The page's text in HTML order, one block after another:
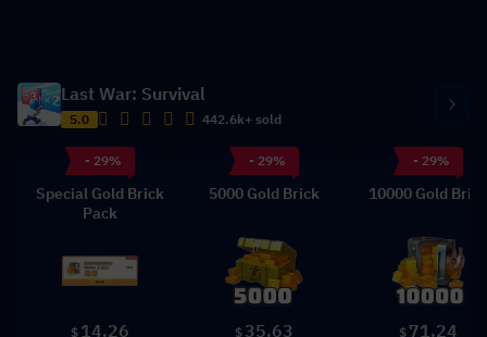
Last War: Survival
5.0 442.6k+ sold
- 29%
Special Gold Brick
Pack
$ 14.26
- 29%
5000 Gold Brick
$ 35.63
- 29%
10000 Gold Brick
$ 71.24